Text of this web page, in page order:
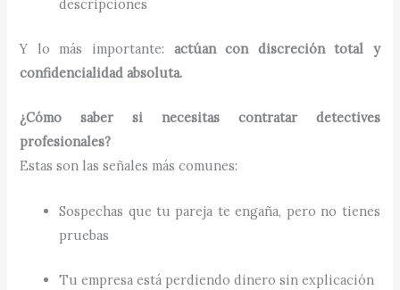
descripciones
Y lo más importante: actúan con discreción total y
confidencialidad absoluta.
¿Cómo saber si necesitas contratar detectives
profesionales?
Estas son las señales más comunes:
Sospechas que tu pareja te engaña, pero no tienes
pruebas
Tu empresa está perdiendo dinero sin explicación